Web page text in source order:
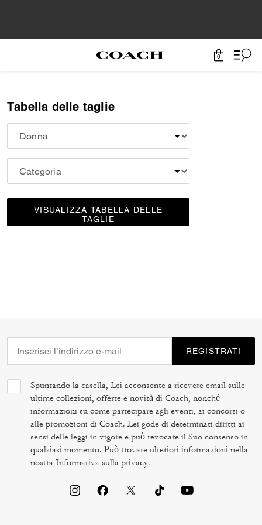
0
Tabella delle taglie
VISUALIZZA TABELLA DELLE
TAGLIE
REGISTRATI
Spuntando la casella, Lei acconsente a ricevere email sulle
ultime collezioni, offerte e novità di Coach, nonché
informazioni su come partecipare agli eventi, ai concorsi o
alle promozioni di Coach. Lei gode di determinati diritti ai
sensi delle leggi in vigore e può revocare il Suo consenso in
qualsiasi momento. Può trovare ulteriori informazioni nella
nostra Informativa sulla privacy.